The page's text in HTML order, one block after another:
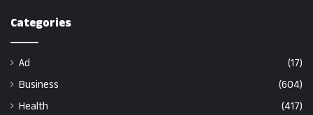
Categories
Ad
(17)
Business
(604)
Health
(417)